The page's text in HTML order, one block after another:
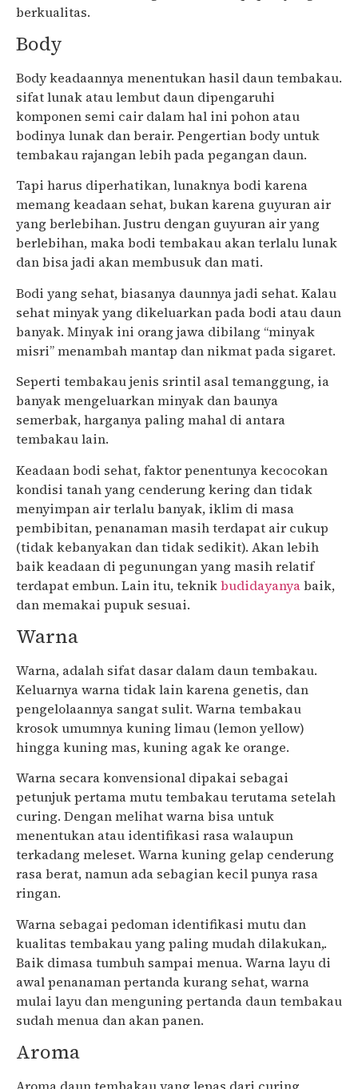
berkualitas.
Body
Body keadaannya menentukan hasil daun tembakau.
sifat lunak atau lembut daun dipengaruhi
komponen semi cair dalam hal ini pohon atau
bodinya lunak dan berair. Pengertian body untuk
tembakau rajangan lebih pada pegangan daun.
Tapi harus diperhatikan, lunaknya bodi karena
memang keadaan sehat, bukan karena guyuran air
yang berlebihan. Justru dengan guyuran air yang
berlebihan, maka bodi tembakau akan terlalu lunak
dan bisa jadi akan membusuk dan mati.
Bodi yang sehat, biasanya daunnya jadi sehat. Kalau
sehat minyak yang dikeluarkan pada bodi atau daun
banyak. Minyak ini orang jawa dibilang “minyak
misri” menambah mantap dan nikmat pada sigaret.
Seperti tembakau jenis srintil asal temanggung, ia
banyak mengeluarkan minyak dan baunya
semerbak, harganya paling mahal di antara
tembakau lain.
Keadaan bodi sehat, faktor penentunya kecocokan
kondisi tanah yang cenderung kering dan tidak
menyimpan air terlalu banyak, iklim di masa
pembibitan, penanaman masih terdapat air cukup
(tidak kebanyakan dan tidak sedikit). Akan lebih
baik keadaan di pegunungan yang masih relatif
terdapat embun. Lain itu, teknikbudidayanyabaik,
dan memakai pupuk sesuai.
Warna
Warna, adalah sifat dasar dalam daun tembakau.
Keluarnya warna tidak lain karena genetis, dan
pengelolaannya sangat sulit. Warna tembakau
krosok umumnya kuning limau (lemon yellow)
hingga kuning mas, kuning agak ke orange.
Warna secara konvensional dipakai sebagai
petunjuk pertama mutu tembakau terutama setelah
curing. Dengan melihat warna bisa untuk
menentukan atau identifikasi rasa walaupun
terkadang meleset. Warna kuning gelap cenderung
rasa berat, namun ada sebagian kecil punya rasa
ringan.
Warna sebagai pedoman identifikasi mutu dan
kualitas tembakau yang paling mudah dilakukan,.
Baik dimasa tumbuh sampai menua. Warna layu di
awal penanaman pertanda kurang sehat, warna
mulai layu dan menguning pertanda daun tembakau
sudah menua dan akan panen.
Aroma